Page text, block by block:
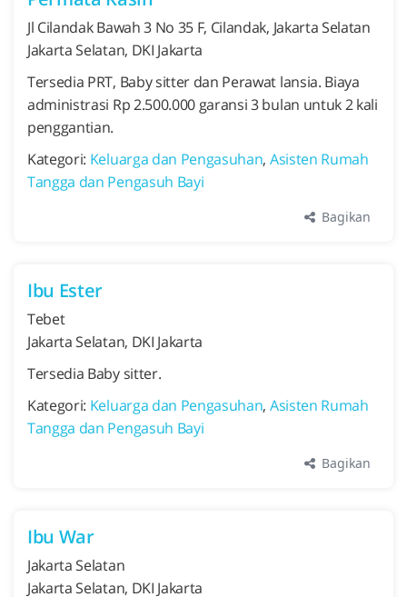
Jl Cilandak Bawah 3 No 35 F, Cilandak, Jakarta Selatan
Jakarta Selatan, DKI Jakarta
Tersedia PRT, Baby sitter dan Perawat lansia. Biaya
administrasi Rp 2.500.000 garansi 3 bulan untuk 2 kali
penggantian.
Kategori: Keluarga dan Pengasuhan, Asisten Rumah
Tangga dan Pengasuh Bayi
Bagikan
Ibu Ester
Tebet
Jakarta Selatan, DKI Jakarta
Tersedia Baby sitter.
Kategori: Keluarga dan Pengasuhan, Asisten Rumah
Tangga dan Pengasuh Bayi
Bagikan
Ibu War
Jakarta Selatan
Jakarta Selatan, DKI Jakarta